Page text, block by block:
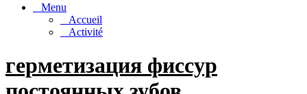
Menu
Accueil
Activité
герметизация фиссур